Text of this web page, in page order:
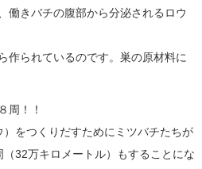
働きバチの腹部から分泌されるロウ
作られているのです。巣の原材料に
周！！
をつくりだすためにミツバチたちが
32万キロメートル）もすることにな